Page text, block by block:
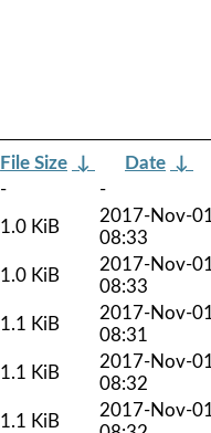
File Size ↓ Date ↓
-
-
1.0 KiB
2017-Nov-
08:33
1.0 KiB
2017-Nov-
08:33
1.1 KiB
2017-Nov-
08:31
1.1 KiB
2017-Nov-
08:32
1.1 KiB
2017-Nov-